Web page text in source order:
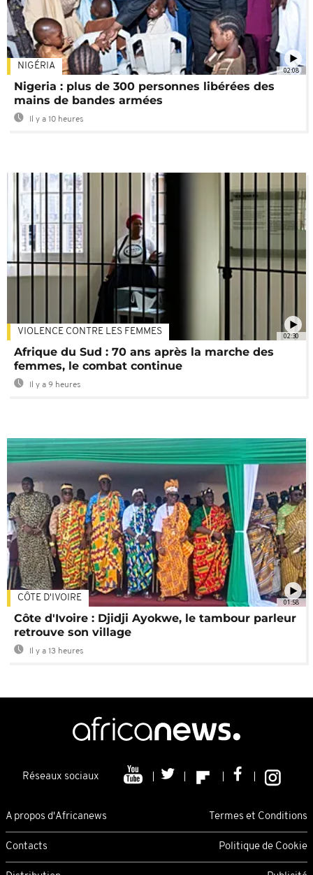
02:08
NIGÉRIA
Nigeria : plus de 300 personnes libérées des
mains de bandes armées
Il y a 10 heures
02:30
VIOLENCE CONTRE LES FEMMES
Afrique du Sud : 70 ans après la marche des
femmes, le combat continue
Il y a 9 heures
01:58
CÔTE D'IVOIRE
Côte d'Ivoire : Djidji Ayokwe, le tambour parleur
retrouve son village
Il y a 13 heures
Réseaux sociaux
A propos d'Africanews Termes et Conditions
Contacts Politique de Cookie